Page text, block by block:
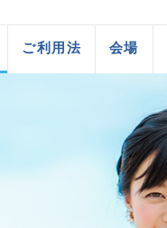
ご利用法 会場